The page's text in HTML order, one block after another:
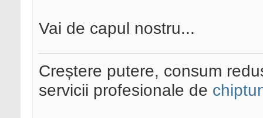
Vai de capul nostru...
Creștere putere, consum
servicii profesionale de